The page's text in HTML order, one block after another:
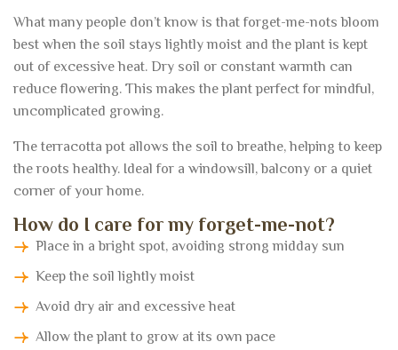
What many people don’t know is that forget-me-nots bloom
best when the soil stays lightly moist and the plant is kept
out of excessive heat. Dry soil or constant warmth can
reduce flowering. This makes the plant perfect for mindful,
uncomplicated growing.
The terracotta pot allows the soil to breathe, helping to keep
the roots healthy. Ideal for a windowsill, balcony or a quiet
corner of your home.
How do I care for my forget-me-not?
Place in a bright spot, avoiding strong midday sun
Keep the soil lightly moist
Avoid dry air and excessive heat
Allow the plant to grow at its own pace